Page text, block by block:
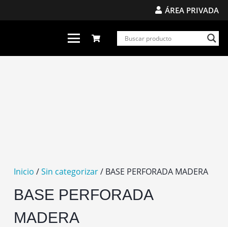
ÁREA PRIVADA
Inicio /Sin categorizar/ BASE PERFORADA MADERA
BASE PERFORADA
MADERA